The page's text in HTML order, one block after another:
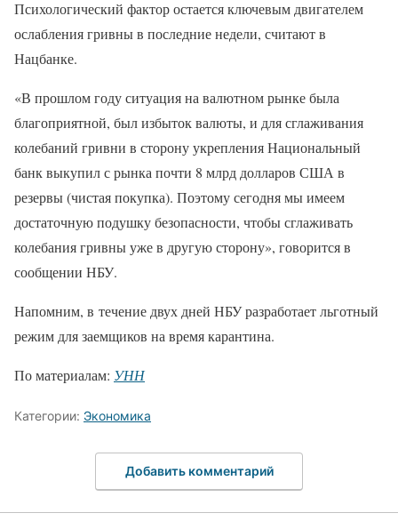
Психологический фактор остается ключевым двигателем
ослабления гривны в последние недели, считают в
Нацбанке.
«В прошлом году ситуация на валютном рынке была
благоприятной, был избыток валюты, и для сглаживания
колебаний гривни в сторону укрепления Национальный
банк выкупил с рынка почти 8 млрд долларов США в
резервы (чистая покупка). Поэтому сегодня мы имеем
достаточную подушку безопасности, чтобы сглаживать
колебания гривны уже в другую сторону», говорится в
сообщении НБУ.
Напомним, в течение двух дней НБУ разработает льготный
режим для заемщиков на время карантина.
По материалам: УНН
Категории: Экономика
Добавить комментарий